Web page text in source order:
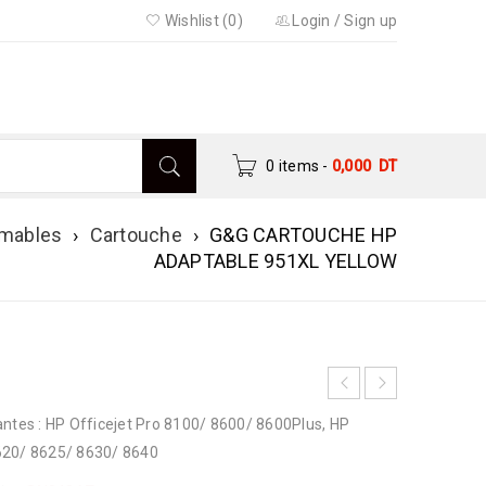
Login /Sign up
Wishlist (0)
0 items - 0,000 DT
› Cartouche › G&G CARTOUCHE HP
ADAPTABLE 951XL YELLOW
: HP Officejet Pro 8100/ 8600/ 8600Plus, HP
8625/ 8630/ 8640